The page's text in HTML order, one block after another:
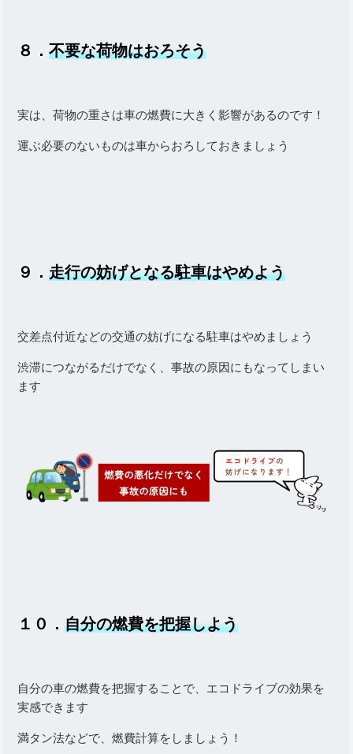
８．不要な荷物はおろそう
実は、荷物の重さは車の燃費に大きく影響があるのです！
運ぶ必要のないものは車からおろしておきましょう
９．走行の妨げとなる駐車はやめよう
交差点付近などの交通の妨げになる駐車はやめましょう
渋滞につながるだけでなく、事故の原因にもなってしまい
ます
１０．自分の燃費を把握しよう
自分の車の燃費を把握することで、エコドライブの効果を
実感できます
満タン法などで、燃費計算をしましょう！